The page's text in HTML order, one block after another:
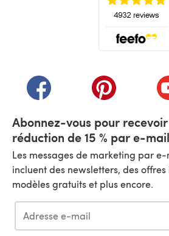
(s'ouvre dans un nouvel
(s'ouvre dans
Abonnez-vous pour
réduction de 15 % par e-
Les messages de marketing par
incluent des newsletters, des
modèles gratuits et plus encore.